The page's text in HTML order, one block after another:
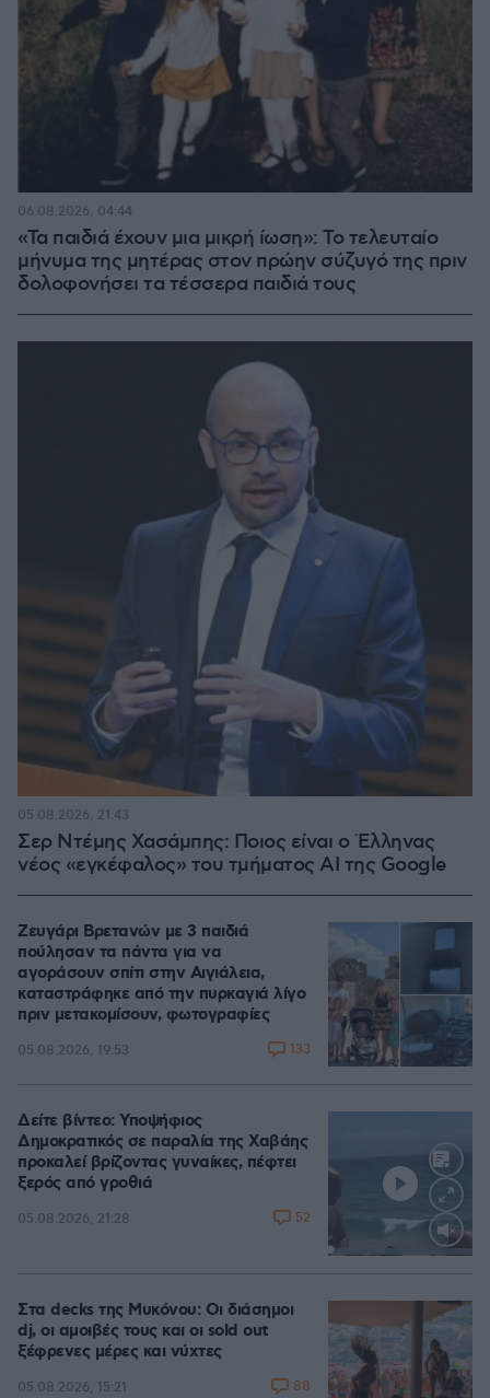
«Τα παιδιά έχουν μια μικρή ίωση»: Το τελευταίο
μήνυμα της μητέρας στον πρώην σύζυγό της πριν
δολοφονήσει τα τέσσερα παιδιά τους
06.08.2026, 04:44
Σερ Ντέμης Χασάμπης: Ποιος είναι ο Έλληνας
νέος «εγκέφαλος» του τμήματος AI της Google
05.08.2026, 21:43
Ζευγάρι Βρετανών με 3 παιδιά
πούλησαν τα πάντα για να
αγοράσουν σπίτι στην Αιγιάλεια,
καταστράφηκε από την πυρκαγιά λίγο
πριν μετακομίσουν, φωτογραφίες
05.08.2026, 19:53 133
Loaded
Δείτε βίντεο: Υποψήφιος
Δημοκρατικός σε παραλία της Χαβάης
προκαλεί βρίζοντας γυναίκες, πέφτει
ξερός από γροθιά
05.08.2026, 21:28 52
Στα decks της Μυκόνου: Οι διάσημοι
dj, οι αμοιβές τους και οι sold out
ξέφρενες μέρες και νύχτες
05.08.2026, 15:21 88